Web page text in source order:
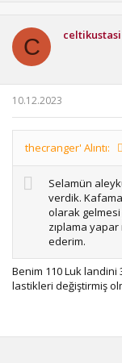
C celtikustasi
10.12.2023
thecranger' Alıntı:
Selamün
verdik.
olarak
zıplama
ederim.
Benim 110 Luk
lastikleri değiştirmiş